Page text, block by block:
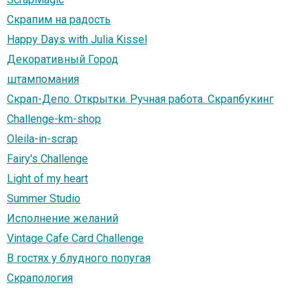
Скрапим на радость
Happy Days with Julia Kissel
Декоративный Город
штампомания
Скрап-Депо. Открытки. Ручная работа. Скрапбукинг
Challenge-km-shop
Oleila-in-scrap
Fairy's Challenge
Light of my heart
Summer Studio
Исполнение желаний
Vintage Cafe Card Challenge
В гостях у блудного попугая
Скрапология